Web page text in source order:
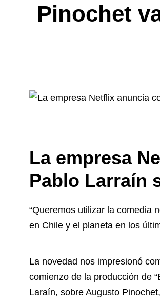
Pinochet
La empresa
Pablo Larraín
“Queremos utilizar la comedia
en Chile y el planeta en los
La novedad nos impresionó
comienzo de la producción de
Laraín, sobre Augusto